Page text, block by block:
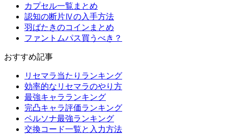
カプセル一覧まとめ
認知の断片Ⅳの入手方法
羽ばたきのコインまとめ
ファントムパス買うべき？
おすすめ記事
リセマラ当たりランキング
効率的なリセマラのやり方
最強キャラランキング
完凸キャラ評価ランキング
ペルソナ最強ランキング
交換コード一覧と入力方法